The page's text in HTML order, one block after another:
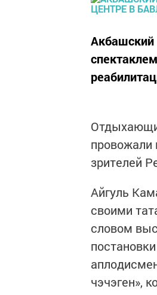
Акбашский
зрителей
Айгуль
своими
словом
чэчэген»,